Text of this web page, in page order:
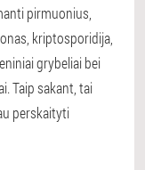
pirmuonius,
kriptosporidija,
grybeliai bei
Taip sakant, tai
perskaityti